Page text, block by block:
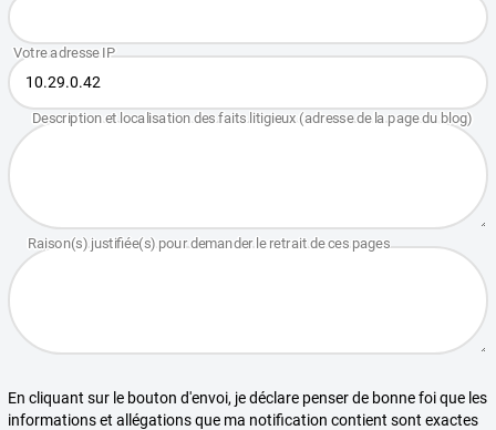
En cliquant sur le bouton d'envoi, je déclare penser de bonne foi que les
informations et allégations que ma notification contient sont exactes